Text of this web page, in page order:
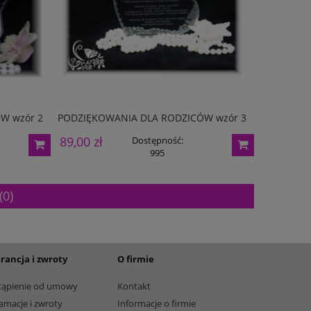
165,00 zł Dostępność:5 205,00 zł
wzór 2 PODZIĘKOWANIA DLA RODZICÓW wzór 3
89,00 zł
Dostępność:
995
i zwroty
od umowy
i zwroty
O firmie
Kontakt
Informacje o firmie